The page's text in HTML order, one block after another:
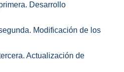
Desarrollo
Modificación de los
Actualización de